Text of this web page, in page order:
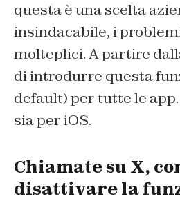
questa è una scelta
insindacabile, i
molteplici. A partire
di introdurre questa
default) per tutte le
sia per iOS.
Chiamate su X,
disattivare la